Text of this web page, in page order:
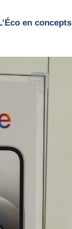
en concepts